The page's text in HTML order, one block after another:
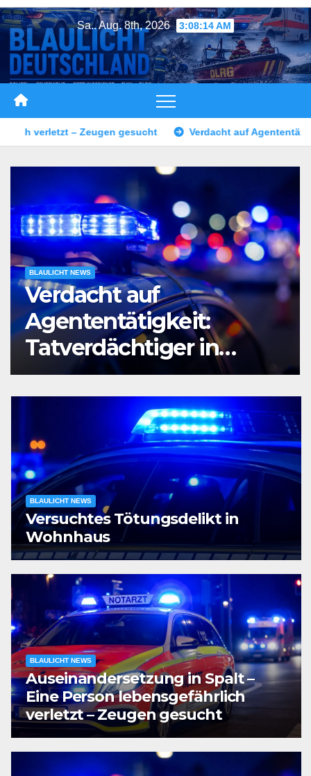
Zum
Inhalt
springen
Sa.. Aug. 8th, 2026 3:08:17 AM
Verdacht auf Agententätigkeit: Tatverdächtiger in
BLAULICHT NEWS
Verdacht auf
Agententätigkeit:
Tatverdächtiger in
Untersuchungshaft
BLAULICHT NEWS
Versuchtes Tötungsdelikt in
Wohnhaus
BLAULICHT NEWS
Auseinandersetzung in Spalt –
Eine Person lebensgefährlich
verletzt – Zeugen gesucht